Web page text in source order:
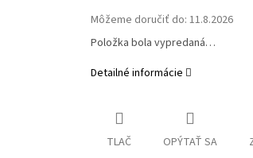
Môžeme doručiť do: 11.8.2026
Položka bola vypredaná…
Detailné informácie
TLAČ OPÝTAŤ SA